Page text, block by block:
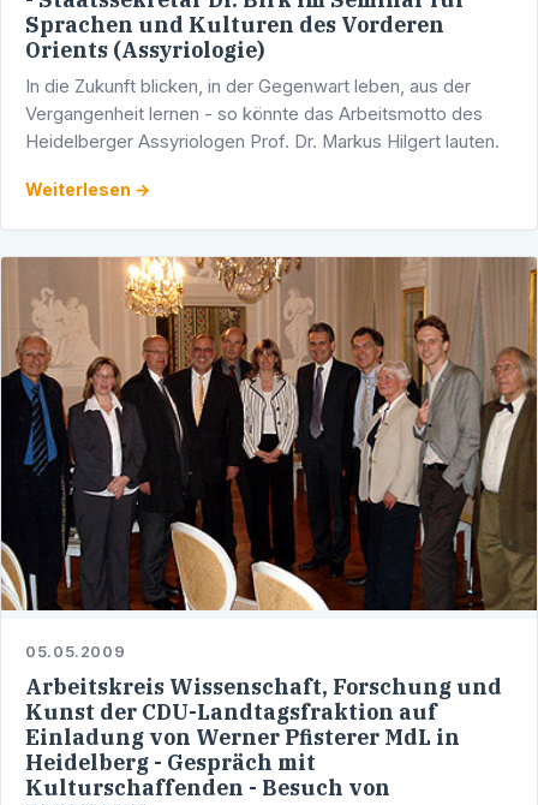
Sprachen und Kulturen des Vorderen
Orients (Assyriologie)
In die Zukunft blicken, in der Gegenwart leben, aus der
Vergangenheit lernen - so könnte das Arbeitsmotto des
Heidelberger Assyriologen Prof. Dr. Markus Hilgert lauten.
Weiterlesen →
05.05.2009
Arbeitskreis Wissenschaft, Forschung und
Kunst der CDU-Landtagsfraktion auf
Einladung von Werner Pfisterer MdL in
Heidelberg - Gespräch mit
Kulturschaffenden - Besuch von